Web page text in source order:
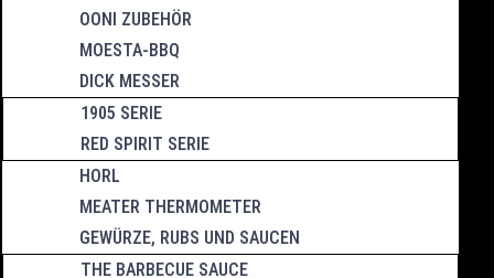
OONI ZUBEHÖR
MOESTA-BBQ
DICK MESSER
1905 SERIE
RED SPIRIT SERIE
HORL
MEATER THERMOMETER
GEWÜRZE, RUBS UND SAUCEN
THE BARBECUE SAUCE